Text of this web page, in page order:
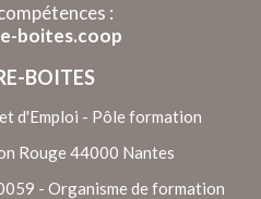
:
boites.coop
BOITES
d'Emploi - Pôle formation
Rouge 44000 Nantes
- Organisme de formation